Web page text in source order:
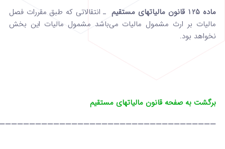
ماده 125 قانون مالیاتهای مستقیم
ـ انتقالاتی که طبق مقررات فصل
مالیات بر ارث‌ مشمول مالیات می‌باشد مشمول مالیات این بخش
نخواهد بود.
برگشت به صفحه قانون مالیاتهای مستقیم